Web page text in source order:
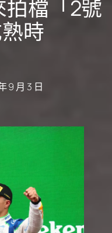
檔「2號
時
9 月 3 日